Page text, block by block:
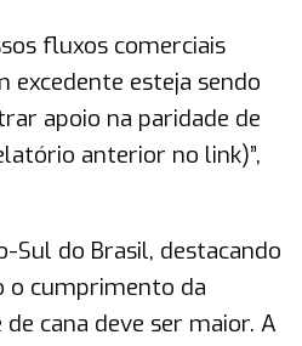
fluxos comerciais
excedente esteja sendo
apoio na paridade de
anterior no link)”,
Sul do Brasil, destacando
o cumprimento da
cana deve ser maior. A